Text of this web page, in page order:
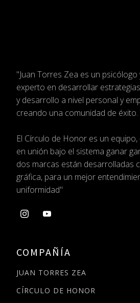
"Juan Torres Zea es un psicólogo
experto en desarrollar estrategias
y desarrollo a nivel personal y
creando una comunidad de éxito.
El Círculo de Honor es un
en unión bajo el sistema ganar
dos marcas están desarrolladas
gráfica, para un mejor
uniformidad"
COMPAÑÍA
JUAN TORRES ZEA
CÍRCULO DE HONOR